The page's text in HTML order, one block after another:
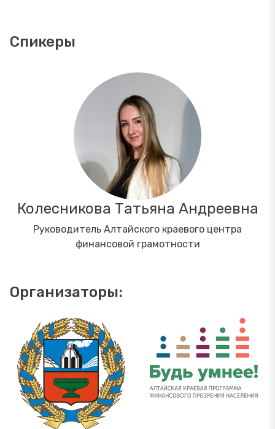
Спикеры
Колесникова Татьяна Андреевна
Руководитель Алтайского краевого центра
финансовой грамотности
Организаторы: